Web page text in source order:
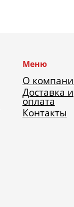
Меню
О
Доставка и
оплата
Контакты